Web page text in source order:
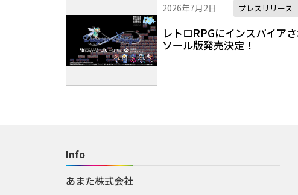
2026年7月2日 プレスリリース
レトロRPGにインスパイア
ソール版発売決定！
Info
あまた株式会社